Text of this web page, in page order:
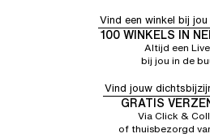
Vind een winkel bij
100 WINKELS IN
Altijd een
bij jou in de
Vind jouw
GRATIS
Via Click &
of thuisbezorgd